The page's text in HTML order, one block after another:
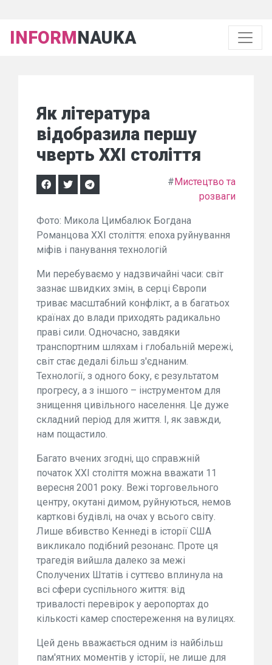
INFORMNAUKA
Як література
відобразила першу
чверть XXI століття
#Мистецтво та
розваги
Фото: Микола Цимбалюк Богдана
Романцова ХХІ століття: епоха руйнування
міфів і панування технологій
Ми перебуваємо у надзвичайні часи: світ
зазнає швидких змін, в серці Європи
триває масштабний конфлікт, а в багатьох
країнах до влади приходять радикально
праві сили. Одночасно, завдяки
транспортним шляхам і глобальній мережі,
світ стає дедалі більш з'єднаним.
Технології, з одного боку, є результатом
прогресу, а з іншого – інструментом для
знищення цивільного населення. Це дуже
складний період для життя. І, як завжди,
нам пощастило.
Багато вчених згодні, що справжній
початок XXI століття можна вважати 11
вересня 2001 року. Вежі торговельного
центру, окутані димом, руйнуються, немов
карткові будівлі, на очах у всього світу.
Лише вбивство Кеннеді в історії США
викликало подібний резонанс. Проте ця
трагедія вийшла далеко за межі
Сполучених Штатів і суттєво вплинула на
всі сфери суспільного життя: від
тривалості перевірок у аеропортах до
кількості камер спостереження на вулицях.
Цей день вважається одним із найбільш
пам'ятних моментів у історії, не лише для